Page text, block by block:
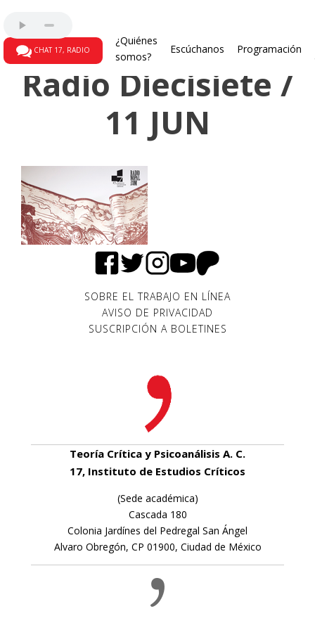
CHAT 17, RADIO
¿Quiénes
somos?
Escúchanos Programación
Radio Diecisiete /
11 JUN
SOBRE EL TRABAJO EN LÍNEA
AVISO DE PRIVACIDAD
SUSCRIPCIÓN A BOLETINES
Teoría Crítica y Psicoanálisis A. C.
17, Instituto de Estudios Críticos
(Sede académica)
Cascada 180
Colonia Jardínes del Pedregal San Ángel
Alvaro Obregón, CP 01900, Ciudad de México